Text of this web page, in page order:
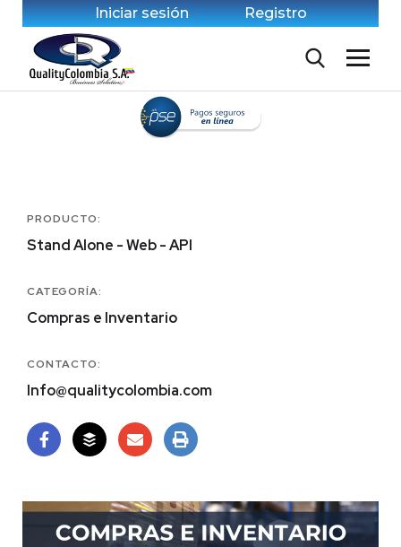
Iniciar sesión Registro
PRODUCTO:
Stand Alone - Web - API
CATEGORÍA:
Compras e Inventario
CONTACTO:
Info@qualitycolombia.com